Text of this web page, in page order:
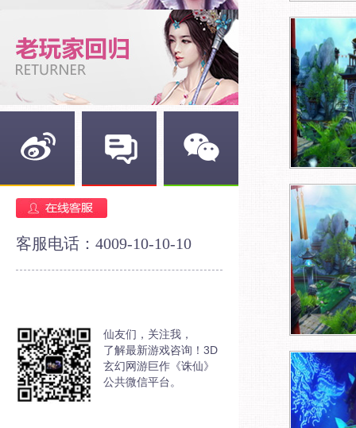
客服电话：4009-10-10-10
仙友们，关注我，
了解最新游戏咨询！3D
玄幻网游巨作《诛仙》
公共微信平台。